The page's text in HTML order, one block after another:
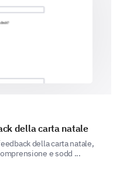
della carta natale
della carta natale,
e sodd ...